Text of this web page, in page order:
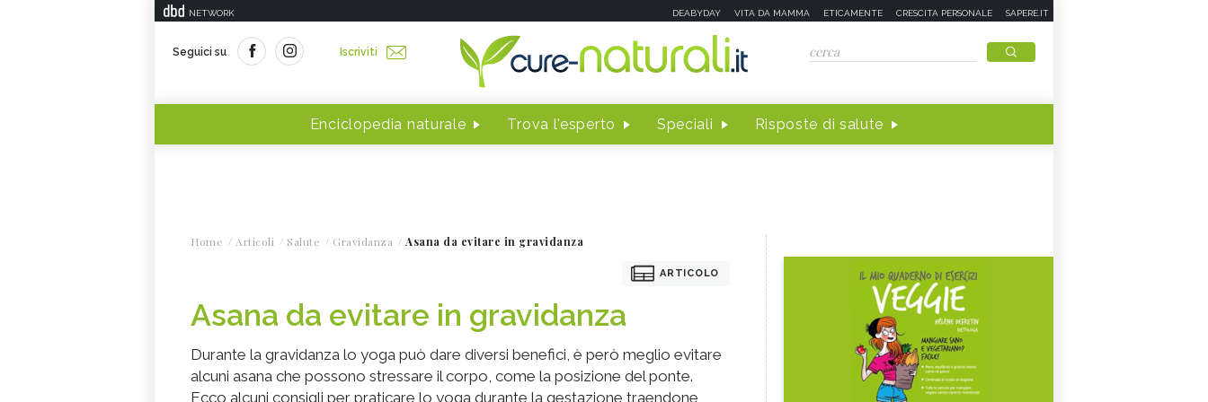
NETWORK DEABYDAY VITA DA MAMMA ETICAMENTE CRESCITA PERSONALE SAPERE.IT
Seguici su Iscriviti
Enciclopedia naturale Trova l'esperto Speciali Risposte di salute
Home Articoli Salute Gravidanza Asana da evitare in gravidanza
ARTICOLO
Asana da evitare in gravidanza
Durante la gravidanza lo yoga può dare diversi benefici, è però meglio evitare
alcuni asana che possono stressare il corpo, come la posizione del ponte.
Ecco alcuni consigli per praticare lo yoga durante la gestazione traendone